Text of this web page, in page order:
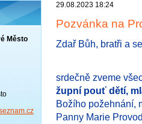
29.08.2023 18:24
Pozvánka na
Zdař Bůh, bratři a
srdečně zveme
župní pouť dětí,
Božího požehnání,
Panny Marie
Město
eznam.cz